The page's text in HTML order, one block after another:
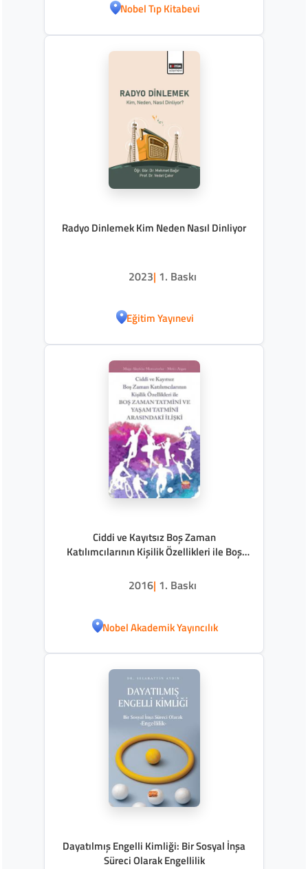
Nobel Tıp Kitabevi
Radyo Dinlemek Kim Neden Nasıl Dinliyor
2023| 1. Baskı
Eğitim Yayınevi
Ciddi ve Kayıtsız Boş Zaman
Katılımcılarının Kişilik Özellikleri ile Boş
Arasındaki İlişki
2016| 1. Baskı
Nobel Akademik Yayıncılık
Dayatılmış Engelli Kimliği: Bir Sosyal İnşa
Süreci Olarak Engellilik